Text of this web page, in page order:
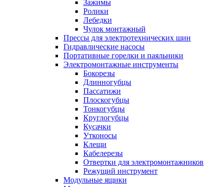
Зажимы
Ролики
Лебедки
Чулок монтажный
Прессы для электротехнических шин
Гидравлические насосы
Портативные горелки и паяльники
Электромонтажные инструменты
Бокорезы
Длинногубцы
Пассатижи
Плоскогубцы
Тонкогубцы
Круглогубцы
Кусачки
Утконосы
Клещи
Кабелерезы
Отвертки для электромонтажников
Режущий инструмент
Модульные ящики